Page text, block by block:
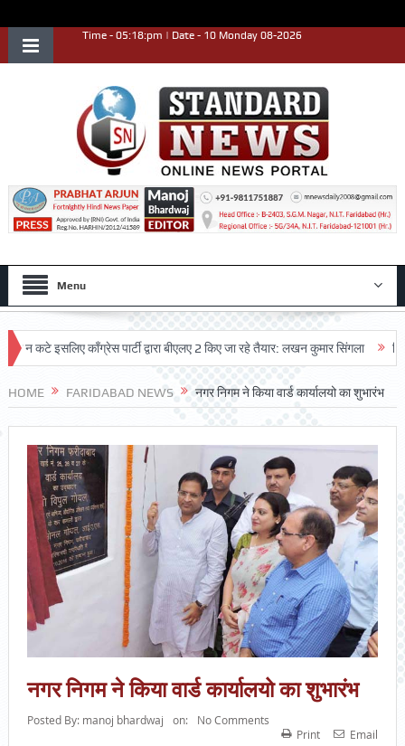
Time - 05:18:pm | Date - 10 Monday 08-2026
Menu
इसलिए काँग्रेस पार्टी द्वारा बीएलए 2 किए जा रहे तैयार: लखन कुमार सिंगला सिद्धपीठ
HOME FARIDABAD NEWS नगर निगम ने किया वार्ड कार्यालयो का शुभारंभ
नगर निगम ने किया वार्ड कार्यालयो का शुभारंभ
Posted By: manoj bhardwaj on:
No Comments
Print
Email